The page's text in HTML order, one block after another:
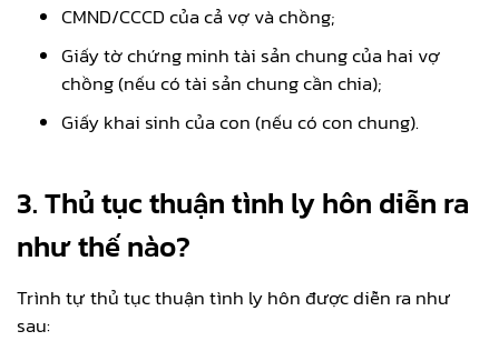
CMND/CCCD của cả vợ và chồng;
Giấy tờ chứng minh tài sản chung của hai vợ
chồng (nếu có tài sản chung cần chia);
Giấy khai sinh của con (nếu có con chung).
3.Thủ tục thuận tình ly hôn diễn ra
như thế nào?
Trình tự thủ tục thuận tình ly hôn được diễn ra như
sau: